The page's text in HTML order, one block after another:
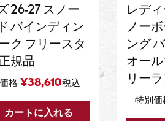
26-27 スノー
バインディン
ク フリースタ
規品
格 ¥38,610税込
カートに入れる
レデ
ノー
ング
オー
リー
特別価